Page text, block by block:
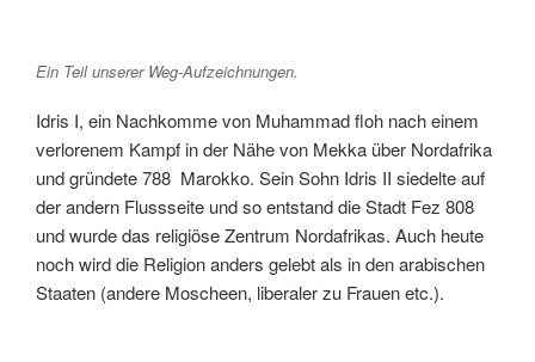
Ein Teil unserer Weg-Aufzeichnungen.
Idris I, ein Nachkomme von Muhammad floh nach einem
verlorenem Kampf in der Nähe von Mekka über Nordafrika
und gründete 788 Marokko. Sein Sohn Idris II siedelte auf
der andern Flussseite und so entstand die Stadt Fez 808
und wurde das religiöse Zentrum Nordafrikas. Auch heute
noch wird die Religion anders gelebt als in den arabischen
Staaten (andere Moscheen, liberaler zu Frauen etc.).